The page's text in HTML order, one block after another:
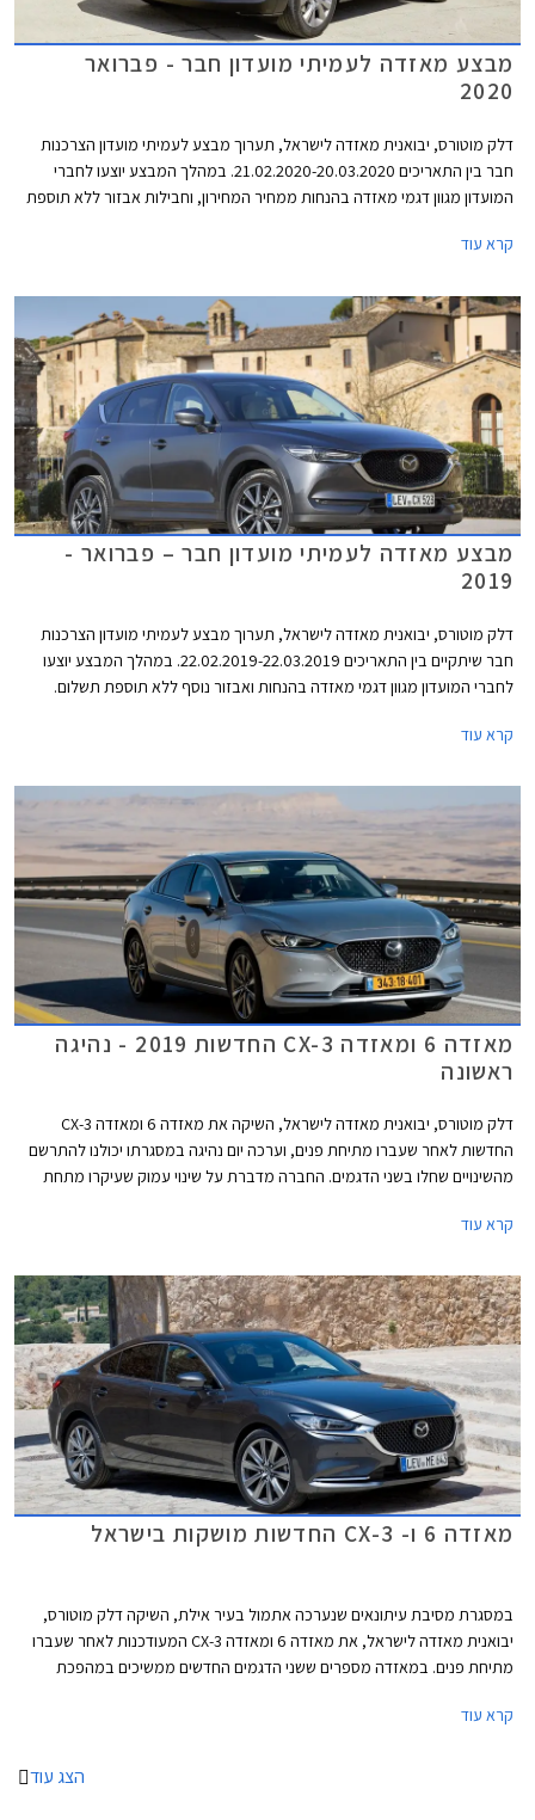
מבצע מאזדה לעמיתי מועדון חבר - פברואר
2020
דלק מוטורס, יבואנית מאזדה לישראל, תערוך מבצע לעמיתי מועדון הצרכנות
חבר בין התאריכים 21.02.2020-20.03.2020. במהלך המבצע יוצעו לחברי
המועדון מגוון דגמי מאזדה בהנחות ממחיר המחירון, וחבילות אבזור ללא תוספת
ליס. המבצע יתקיים בכל אולמות התצוגה של מאזדה ברחבי הארץ.
קרא עוד
מבצע מאזדה לעמיתי מועדון חבר – פברואר -
2019
דלק מוטורס, יבואנית מאזדה לישראל, תערוך מבצע לעמיתי מועדון הצרכנות
חבר שיתקיים בין התאריכים 22.02.2019-22.03.2019. במהלך המבצע יוצעו
לחברי המועדון מגוון דגמי מאזדה בהנחות ואבזור נוסף ללא תוספת תשלום.
המבצע יתקיים בכל אולמות התצוגה של מאזדה ברחבי הארץ.
קרא עוד
מאזדה 6 ומאזדה CX-3 החדשות 2019 - נהיגה
ראשונה
דלק מוטורס, יבואנית מאזדה לישראל, השיקה את מאזדה 6 ומאזדה CX-3
החדשות לאחר שעברו מתיחת פנים, וערכה יום נהיגה במסגרתו יכולנו להתרשם
מהשינויים שחלו בשני הדגמים. החברה מדברת על שינוי עמוק שעיקרו מתחת
העממיים לבין יצרני הפרימיום.
קרא עוד
מאזדה 6 ו- CX-3 החדשות מושקות בישראל
במסגרת מסיבת עיתונאים שנערכה אתמול בעיר אילת, השיקה דלק מוטורס,
יבואנית מאזדה לישראל, את מאזדה 6 ומאזדה CX-3 המעודכנות לאחר שעברו
מתיחת פנים. במאזדה מספרים ששני הדגמים החדשים ממשיכים במהפכת
קרא עוד
הצג עוד